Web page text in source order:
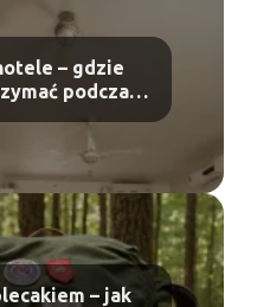
– gdzie
podczas
– jak